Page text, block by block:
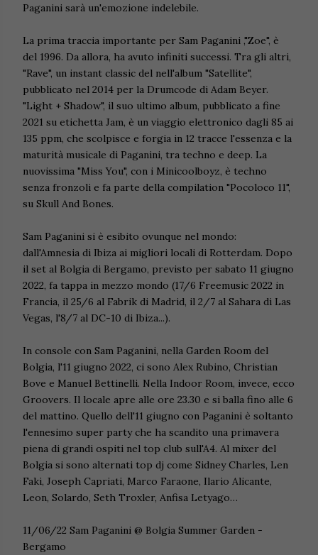
Paganini sarà un'emozione indelebile.
La prima traccia importante per Sam Paganini ,"Zoe", è
del 1996. Da allora, ha avuto infiniti successi. Tra gli altri,
"Rave", un instant classic del nell'album "Satellite",
pubblicato nel 2014 per la Drumcode di Adam Beyer.
"Light + Shadow", il suo ultimo album, pubblicato a fine
2021 su etichetta Jam, è un viaggio elettronico dagli 85 ai
135 ppm, che scolpisce e forgia in 12 tracce l'essenza e la
maturità musicale di Paganini, tra techno e deep. La
nuovissima "Miss You", con i Minicoolboyz, è techno
senza fronzoli e fa parte della compilation "Pocoloco 11",
su Skull And Bones.
Sam Paganini si è esibito ovunque nel mondo:
dall'Amnesia di Ibiza ai migliori locali di Rotterdam. Dopo
il set al Bolgia di Bergamo, previsto per sabato 11 giugno
2022, fa tappa in mezzo mondo (17/6 Freemusic 2022 in
Francia, il 25/6 al Fabrik di Madrid, il 2/7 al Sahara di Las
Vegas, l'8/7 al DC-10 di Ibiza...).
In console con Sam Paganini, nella Garden Room del
Bolgia, l'11 giugno 2022, ci sono Alex Rubino, Christian
Bove e Manuel Bettinelli. Nella Indoor Room, invece, ecco
Groovers. Il locale apre alle ore 23.30 e si balla fino alle 6
del mattino. Quello dell'11 giugno con Paganini è soltanto
l'ennesimo super party che ha scandito una primavera
piena di grandi ospiti nel top club sull'A4. Al mixer del
Bolgia si sono alternati top dj come Sidney Charles, Len
Faki, Joseph Capriati, Marco Faraone, Ilario Alicante,
Leon, Solardo, Seth Troxler, Anfisa Letyago…
11/06/22 Sam Paganini @ Bolgia Summer Garden -
Bergamo